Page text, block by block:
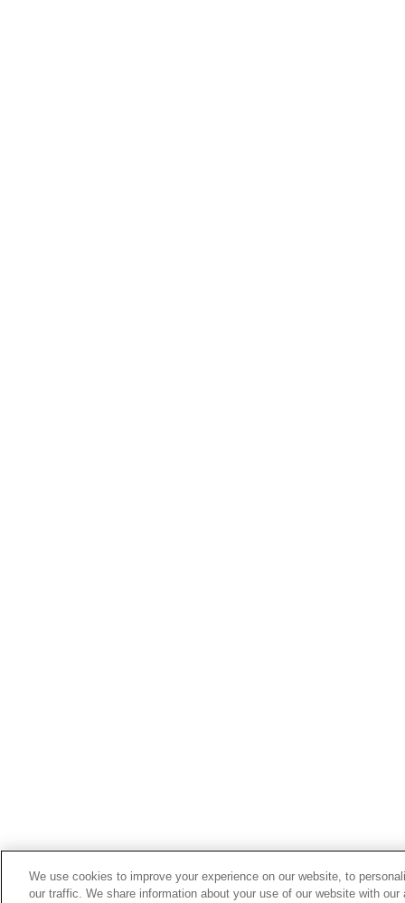
We use cookies to improve your experience on our website, to
our traffic. We share information about your use of our website with